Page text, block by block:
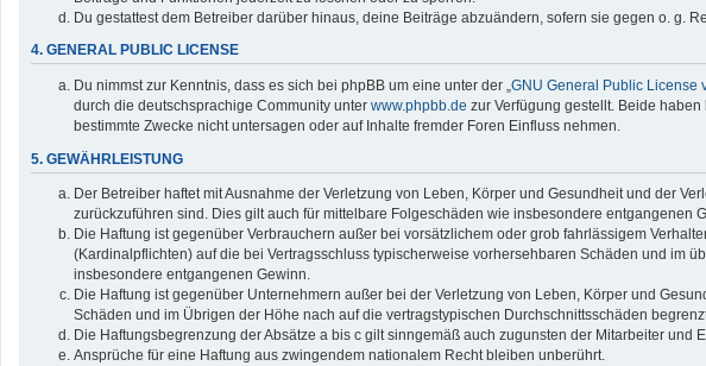
Du gestattest dem Betreiber darüber hinaus, deine Beiträge abzuändern, sofern sie gegen o. g.
4. GENERAL PUBLIC LICENSE
Du nimmst zur Kenntnis, dass es sich bei phpBB um eine unter der „GNU General Public License
durch die deutschsprachige Community unter www.phpbb.de zur Verfügung gestellt. Beide
bestimmte Zwecke nicht untersagen oder auf Inhalte fremder Foren Einfluss nehmen.
5. GEWÄHRLEISTUNG
Der Betreiber haftet mit Ausnahme der Verletzung von Leben, Körper und Gesundheit und der
zurückzuführen sind. Dies gilt auch für mittelbare Folgeschäden wie insbesondere entgangenen
Die Haftung ist gegenüber Verbrauchern außer bei vorsätzlichem oder grob fahrlässigem
(Kardinalpflichten) auf die bei Vertragsschluss typischerweise vorhersehbaren Schäden und im
insbesondere entgangenen Gewinn.
Die Haftung ist gegenüber Unternehmern außer bei der Verletzung von Leben, Körper und
Schäden und im Übrigen der Höhe nach auf die vertragstypischen Durchschnittsschäden
Die Haftungsbegrenzung der Absätze a bis c gilt sinngemäß auch zugunsten der Mitarbeiter und
Ansprüche für eine Haftung aus zwingendem nationalem Recht bleiben unberührt.